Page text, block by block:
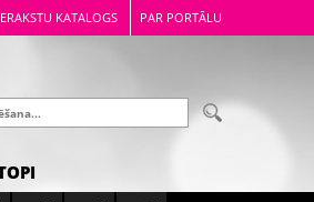
KATALOGS PAR PORTĀLU